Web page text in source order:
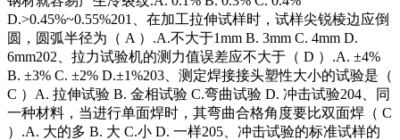
D.>0.45%~0.55%201、在加工拉伸试样时，试样尖锐棱边应倒
圆，圆弧半径为（ A ）.A.不大于1mm B. 3mm C. 4mm D.
6mm202、拉力试验机的测力值误差应不大于（ D ）.A. ±4%
B. ±3% C. ±2% D.±1%203、测定焊接接头塑性大小的试验是（
C ）A. 拉伸试验 B. 金相试验 C.弯曲试验 D. 冲击试验204、同
一种材料，当进行单面焊时，其弯曲合格角度要比双面焊（ C
）.A. 大的多 B. 大 C.小 D. 一样205、冲击试验的标准试样的